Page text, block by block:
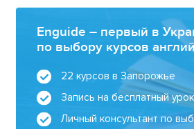
Enguide – первый в
по выбору курсов
22 курсов в Запорожье
Запись на бесплатный урок
Личный консультант по